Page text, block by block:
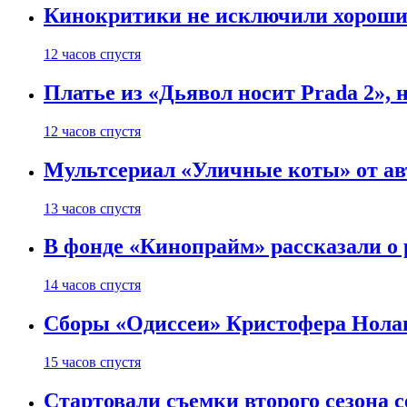
Кинокритики не исключили
12 часов спустя
Платье из «Дьявол носит Prada 2»,
12 часов спустя
Мультсериал «Уличные коты» от
13 часов спустя
В фонде «Кинопрайм» рассказали
14 часов спустя
Сборы «Одиссеи» Кристофера
15 часов спустя
Стартовали съемки второго сезона